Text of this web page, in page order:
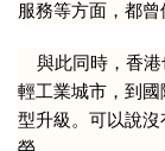
服務等方面，都曾
與此同時，香港
輕工業城市，到
型升級。可以說